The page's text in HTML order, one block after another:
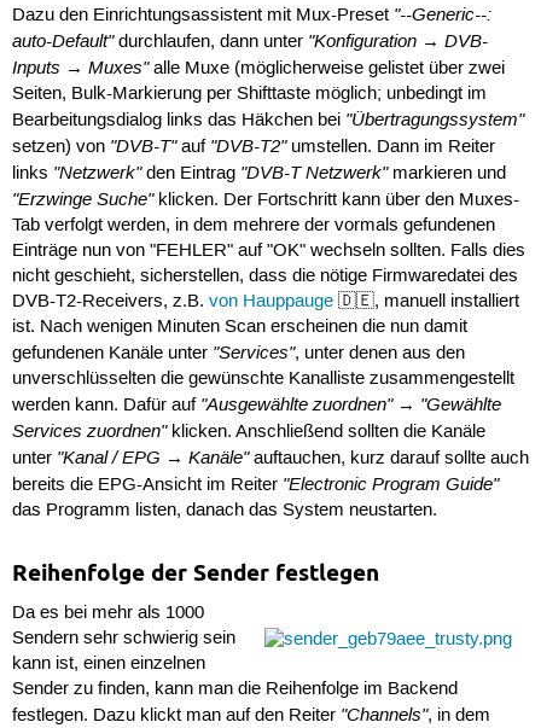
Dazu den Einrichtungsassistent mit Mux-Preset "--Generic--:
auto-Default"durchlaufen, dann unter "Konfiguration → DVB-
Inputs → Muxes"alle Muxe (möglicherweise gelistet über zwei
Seiten, Bulk-Markierung per Shifttaste möglich; unbedingt im
Bearbeitungsdialog links das Häkchen bei "Übertragungssystem"
setzen) von "DVB-T"auf "DVB-T2"umstellen. Dann im Reiter
links "Netzwerk"den Eintrag "DVB-T Netzwerk"markieren und
"Erzwinge Suche"klicken. Der Fortschritt kann über den Muxes-
Tab verfolgt werden, in dem mehrere der vormals gefundenen
Einträge nun von "FEHLER" auf "OK" wechseln sollten. Falls dies
nicht geschieht, sicherstellen, dass die nötige Firmwaredatei des
DVB-T2-Receivers, z.B. von Hauppauge🇩🇪, manuell installiert
ist. Nach wenigen Minuten Scan erscheinen die nun damit
gefundenen Kanäle unter "Services", unter denen aus den
unverschlüsselten die gewünschte Kanalliste zusammengestellt
werden kann. Dafür auf "Ausgewählte zuordnen"→ "Gewählte
Services zuordnen"klicken. Anschließend sollten die Kanäle
unter "Kanal / EPG → Kanäle"auftauchen, kurz darauf sollte auch
bereits die EPG-Ansicht im Reiter "Electronic Program Guide"
das Programm listen, danach das System neustarten.
Reihenfolge der Sender festlegen
Da es bei mehr als 1000
Sendern sehr schwierig sein
kann ist, einen einzelnen
Sender zu finden, kann man die Reihenfolge im Backend
festlegen. Dazu klickt man auf den Reiter "Channels", in dem